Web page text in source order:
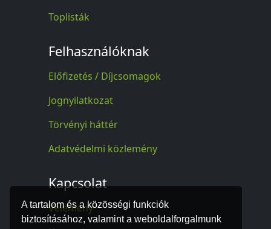
A tartalom és a közösségi funkciók
biztosításához, valamint a weboldalforgalmunk
Toplisták
Felhasználóknak
Előfizetés / Díjcsomagok
Jognyilatkozat
Törvényi háttér
Adatvédelmi közlemény
Kapcsolat
Vélemény